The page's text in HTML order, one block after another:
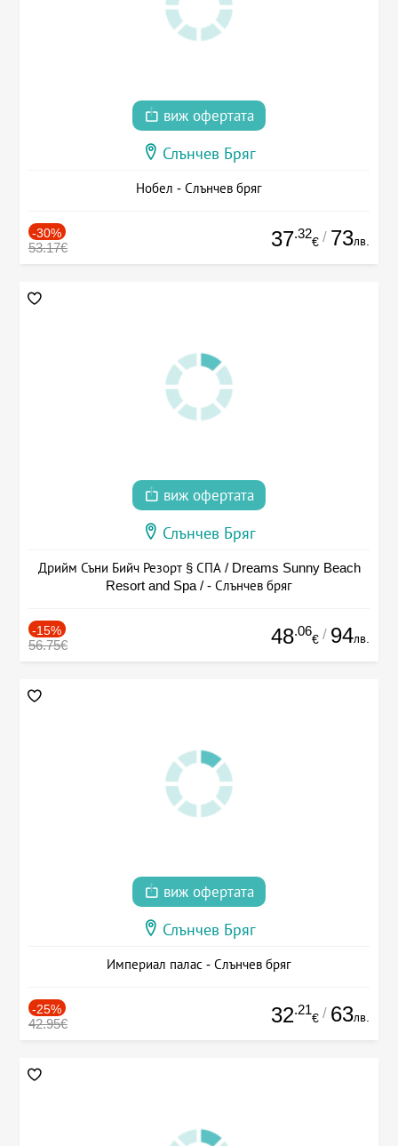
виж офертата
Слънчев Бряг
Нобел - Слънчев бряг
-30%
53.17€ 37.32
€ / 73лв.
виж офертата
Слънчев Бряг
Дрийм Съни Бийч Резорт § СПА / Dreams Sunny Beach
Resort and Spa / - Слънчев бряг
-15%
56.75€ 48.06
€ / 94лв.
виж офертата
Слънчев Бряг
Империал палас - Слънчев бряг
-25%
42.95€ 32.21
€ / 63лв.